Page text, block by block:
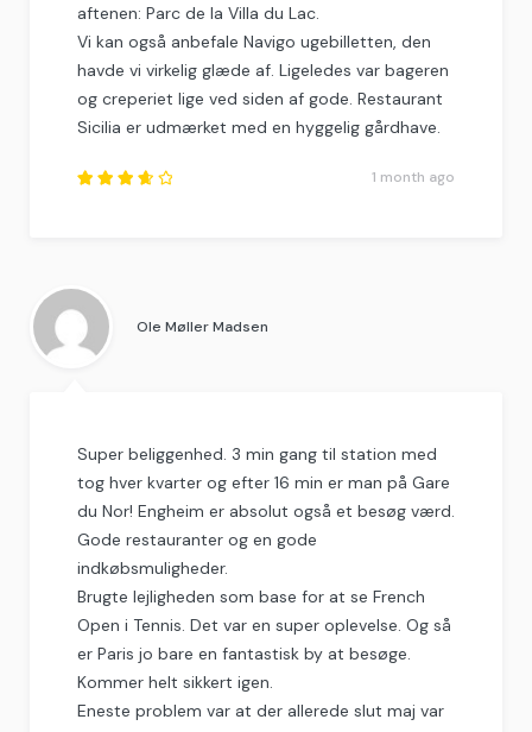
aftenen: Parc de la Villa du Lac.
Vi kan også anbefale Navigo ugebilletten, den
havde vi virkelig glæde af. Ligeledes var bageren
og creperiet lige ved siden af gode. Restaurant
Sicilia er udmærket med en hyggelig gårdhave.
out of
5
1 month ago
Ole Møller Madsen
Super beliggenhed. 3 min gang til station med
tog hver kvarter og efter 16 min er man på Gare
du Nor! Engheim er absolut også et besøg værd.
Gode restauranter og en gode
indkøbsmuligheder.
Brugte lejligheden som base for at se French
Open i Tennis. Det var en super oplevelse. Og så
er Paris jo bare en fantastisk by at besøge.
Kommer helt sikkert igen.
Eneste problem var at der allerede slut maj var